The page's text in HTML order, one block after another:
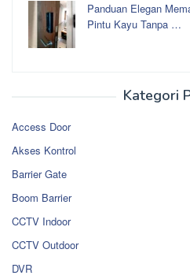
Panduan Elegan
Pintu Kayu Tanpa …
Kategori
Access Door
Akses Kontrol
Barrier Gate
Boom Barrier
CCTV Indoor
CCTV Outdoor
DVR